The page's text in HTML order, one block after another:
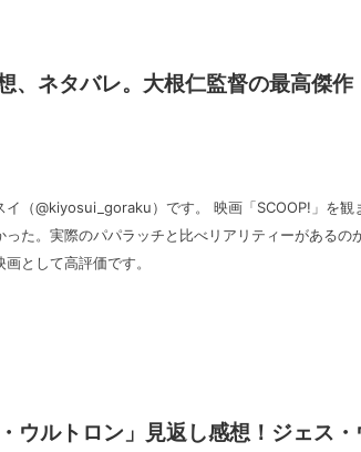
、ネタバレ。大根仁監督の最高傑作
イ（@kiyosui_goraku）です。 映画「SCOOP!」を観
った。実際のパパラッチと比べリアリティーがあるの
画として高評価です。
ウルトロン」見返し感想！ジェス